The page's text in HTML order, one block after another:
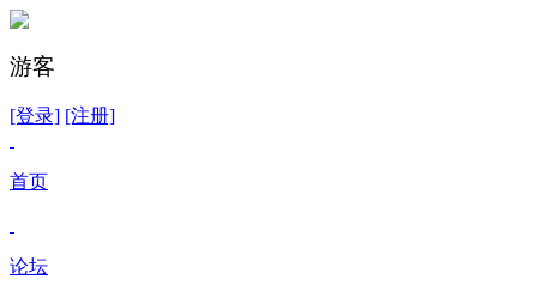
游客
[登录] [注册]
首页
论坛